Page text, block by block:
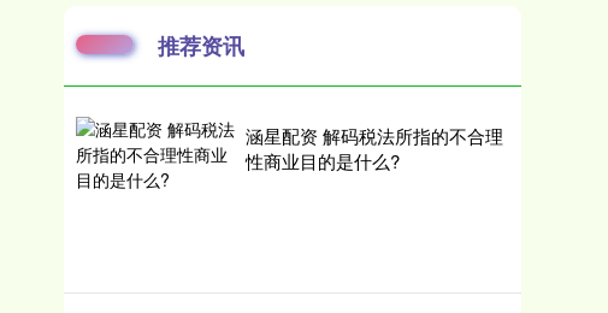
推荐资讯
涵星配资 解码税法所指的不合理
性商业目的是什么?